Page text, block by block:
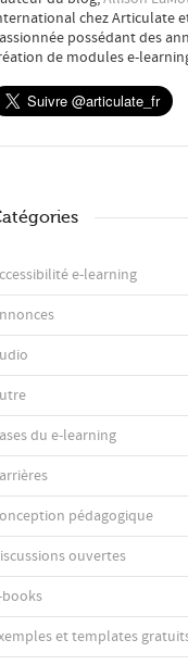
chez Articulate
possédant des
de modules e-
e-learning
du e-learning
pédagogique
ouvertes
books
et templates